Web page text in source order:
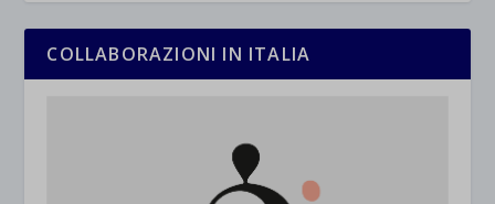
COLLABORAZIONI IN ITALIA